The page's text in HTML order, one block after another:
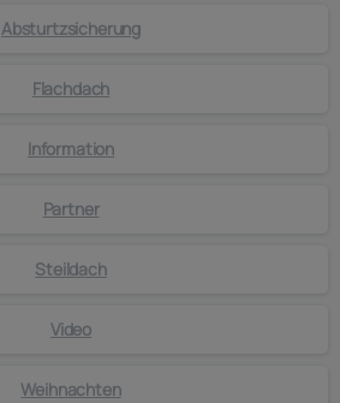
Absturtzsicherung
Flachdach
Information
Partner
Steildach
Video
Weihnachten